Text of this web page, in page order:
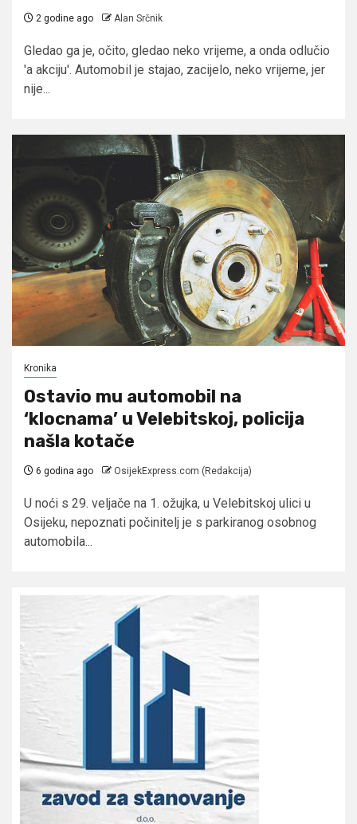
2 godine ago Alan Srčnik
Gledao ga je, očito, gledao neko vrijeme, a onda odlučio
'a akciju'. Automobil je stajao, zacijelo, neko vrijeme, jer
nije...
Kronika
Ostavio mu automobil na
‘klocnama’ u Velebitskoj, policija
našla kotače
6 godina ago OsijekExpress.com (Redakcija)
U noći s 29. veljače na 1. ožujka, u Velebitskoj ulici u
Osijeku, nepoznati počinitelj je s parkiranog osobnog
automobila...